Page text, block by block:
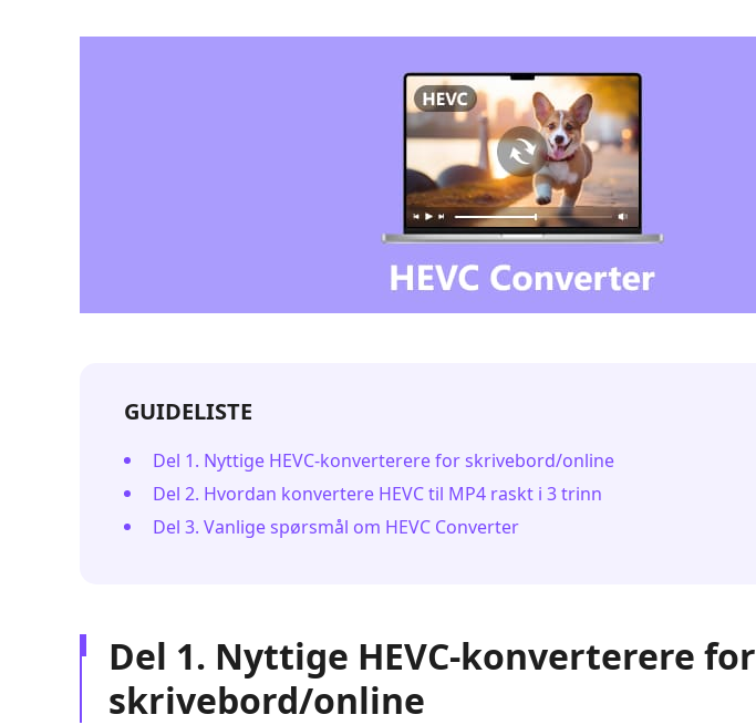
GUIDELISTE
Del 1. Nyttige HEVC-konverterere for skrivebord/online
Del 2. Hvordan konvertere HEVC til MP4 raskt i 3 trinn
Del 3. Vanlige spørsmål om HEVC Converter
Del 1. Nyttige HEVC-konverterere for
skrivebord/online